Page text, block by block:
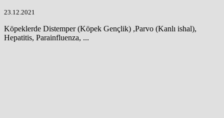
23.12.2021
Köpeklerde Distemper (Köpek Gençlik) ,Parvo (Kanlı ishal),
Hepatitis, Parainfluenza, ...